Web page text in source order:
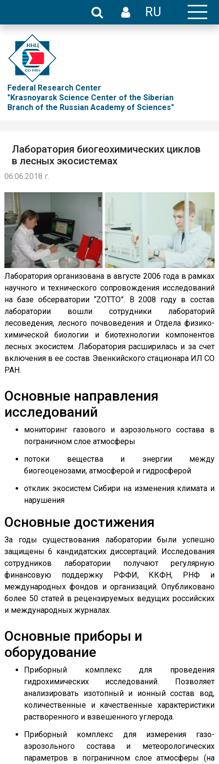
RU
Federal Research Center
"Krasnoyarsk Science Center of the Siberian
Branch of the Russian Academy of Sciences"
Лаборатория биогеохимических циклов
в лесных экосистемах
06.06.2018 г.
Лаборатория организована в августе 2006 года в рамках
научного и технического сопровождения исследований
на базе обсерватории “ZOTTO”. В 2008 году в состав
лаборатории вошли сотрудники лабораторий
лесоведения, лесного почвоведения и Отдела физико-
химической биологии и биотехнологии компонентов
лесных экосистем. Лаборатория расширилась и за счет
включения в ее состав Эвенкийского стационара ИЛ СО
РАН.
Основные направления
исследований
мониторинг газового и аэрозольного состава в
пограничном слое атмосферы
потоки вещества и энергии между
биогеоценозами, атмосферой и гидросферой
отклик экосистем Сибири на изменения климата и
нарушения
Основные достижения
За годы существования лаборатории были успешно
защищены 6 кандидатских диссертаций. Исследования
сотрудников лаборатории получают регулярную
финансовую поддержку РФФИ, ККФН, РНФ и
международных фондов и организаций. Опубликовано
более 50 статей в рецензируемых ведущих российских
и международных журналах.
Основные приборы и
оборудование
Приборный комплекс для проведения
гидрохимических исследований. Позволяет
анализировать изотопный и ионный состав вод,
количественные и качественные характеристики
растворенного и взвешенного углерода.
Приборный комплекс для измерения газо-
аэрозольного состава и метеорологических
параметров в пограничном слое атмосферы (на